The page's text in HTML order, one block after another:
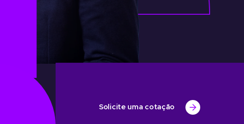
Solicite uma cotação